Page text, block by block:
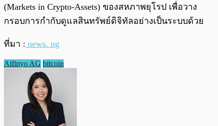
(Markets in Crypto-Assets) ของสหภาพยุโรป เพื่อวาง
กรอบการกำกับดูแลสินทรัพย์ดิจิทัลอย่างเป็นระบบด้วย
ที่มา : news. ng
Aifinyo AG bitcoin